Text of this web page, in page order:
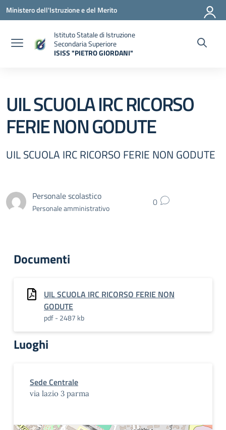
Vai ai contenuti
Vai al menu di navigazione
Vai al footer
Ministero dell'Istruzione e del Merito
Istituto Statale di Istruzione
Secondaria Superiore
ISISS "PIETRO GIORDANI"
UIL SCUOLA IRC RICORSO
FERIE NON GODUTE
UIL SCUOLA IRC RICORSO FERIE NON GODUTE
Personale scolastico
Personale amministrativo 0
Documenti
UIL SCUOLA IRC RICORSO FERIE NON
GODUTE
pdf - 2487 kb
Luoghi
Sede Centrale
via lazio 3 parma